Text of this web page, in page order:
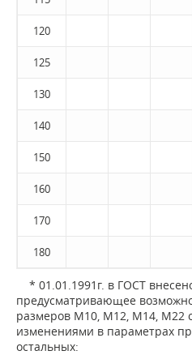
120
125
130
140
150
160
170
180
* 01.01.1991г. в ГОСТ
предусматривающее
размеров М10, М12, М14, М22
изменениями в параметрах
остальных: